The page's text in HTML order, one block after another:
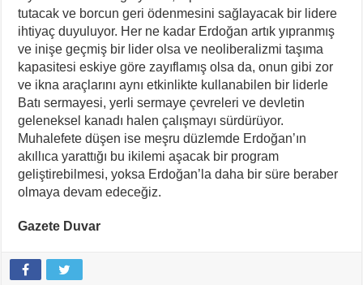
tutacak ve borcun geri ödenmesini sağlayacak bir lidere
ihtiyaç duyuluyor. Her ne kadar Erdoğan artık yıpranmış
ve inişe geçmiş bir lider olsa ve neoliberalizmi taşıma
kapasitesi eskiye göre zayıflamış olsa da, onun gibi zor
ve ikna araçlarını aynı etkinlikte kullanabilen bir liderle
Batı sermayesi, yerli sermaye çevreleri ve devletin
geleneksel kanadı halen çalışmayı sürdürüyor.
Muhalefete düşen ise meşru düzlemde Erdoğan’ın
akıllıca yarattığı bu ikilemi aşacak bir program
geliştirebilmesi, yoksa Erdoğan’la daha bir süre beraber
olmaya devam edeceğiz.
Gazete Duvar